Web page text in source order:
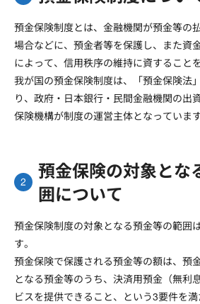
預金保険制度とは、金融機関が預金等の
場合などに、預金者等を保護し、また資
によって、信用秩序の維持に資すること
我が国の預金保険制度は、「預金保険法
り、政府・日本銀行・民間金融機関の出
保険機構が制度の運営主体となっています
預金保険の対象とな
囲について
預金保険制度の対象となる預金等の範囲
す。
預金保険で保護される預金等の額は、預
となる預金等のうち、決済用預金（無利
ビスを提供できること、という3要件を